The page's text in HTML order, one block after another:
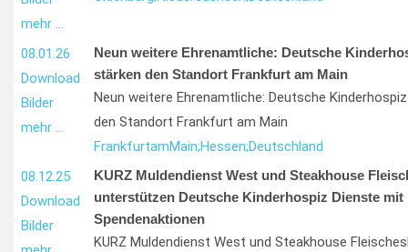
mehr …
08.01.26
Download
Bilder
mehr …
Neun weitere Ehrenamtliche: Deutsche
stärken den Standort Frankfurt am Main
Neun weitere Ehrenamtliche: Deutsche
den Standort Frankfurt am Main
FrankfurtamMain;Hessen;Deutschland
08.12.25
Download
Bilder
KURZ Muldendienst West und Steakhouse
unterstützen Deutsche Kinderhospiz Dienste mit
Spendenaktionen
KURZ Muldendienst West und Steakhouse